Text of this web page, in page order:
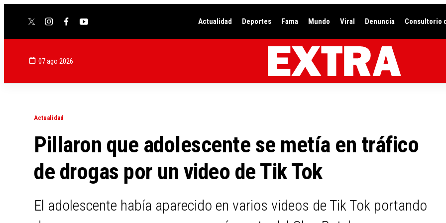
twitterinstagram
facebookyoutube Actualidad Deportes Fama Mundo Viral Denuncia Consultorio
07 ago 2026
Actualidad
Pillaron que adolescente se metía en tráfico
de drogas por un video de Tik Tok
El adolescente había aparecido en varios videos de Tik Tok portando